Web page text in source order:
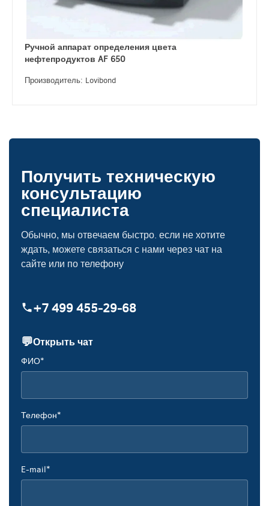
Ручной аппарат определения цвета
нефтепродуктов AF 650
Производитель: Lovibond
Получить техническую
консультацию
специалиста
Обычно, мы отвечаем быстро. если не хотите
ждать, можете связаться с нами через чат на
сайте или по телефону
+7 499 455‑29‑68
💬Открыть чат
ФИО*
Телефон*
E-mail*